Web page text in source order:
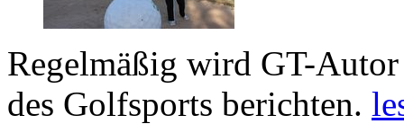
Regelmäßig wird GT-
des Golfsports berichten.